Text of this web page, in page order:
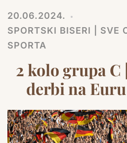
20.06.2024.
SPORTSKI BISERI | SVE
SPORTA
2 kolo grupa
derbi na Euru